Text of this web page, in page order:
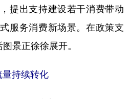
提出支持建设若干消费带动
服务消费新场景。在政策支
景正徐徐展开。
持续转化